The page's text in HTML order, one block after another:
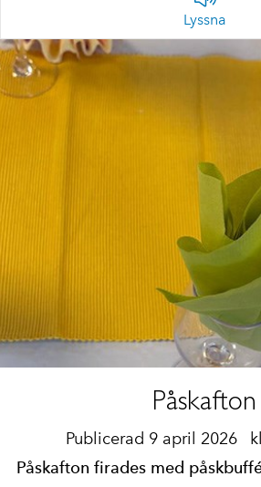
Lyssna
Påskafton
Publicerad 9 april 2026
Påskafton firades med